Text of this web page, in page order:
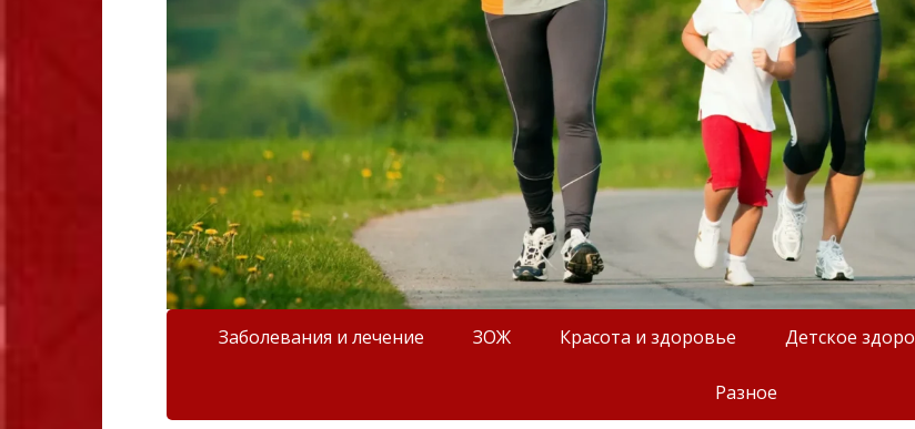
Заболевания и лечение ЗОЖ Красота и здоровье Детское
Разное